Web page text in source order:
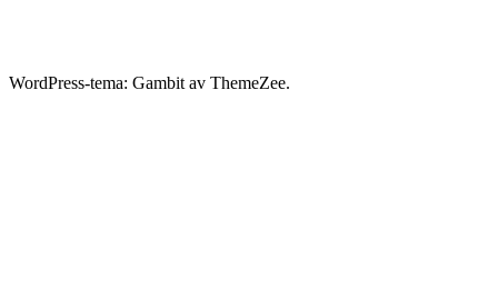
WordPress-tema: Gambit av ThemeZee.